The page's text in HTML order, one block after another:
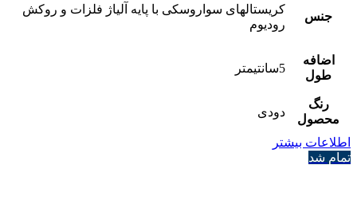
جنس
کریستالهای سواروسکی با پایه آلیاژ فلزات و روکش
رودیوم
اضافه
طول
5سانتیمتر
رنگ
محصول
دودی
اطلاعات بیشتر
تمام شد